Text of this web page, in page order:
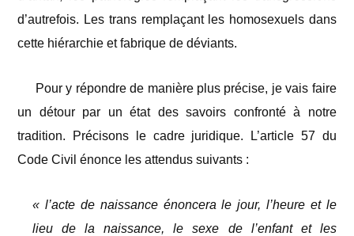
d’autrefois. Les trans remplaçant les homosexuels dans
cette hiérarchie et fabrique de déviants.
Pour y répondre de manière plus précise, je vais faire
un détour par un état des savoirs confronté à notre
tradition. Précisons le cadre juridique. L’article 57 du
Code Civil énonce les attendus suivants :
« l’acte de naissance énoncera le jour, l’heure et le
lieu de la naissance, le sexe de l’enfant et les